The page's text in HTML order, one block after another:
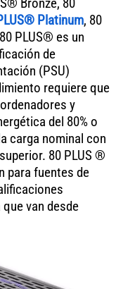
Bronze, 80
Platinum, 80
PLUS® es un
de
(PSU)
requiere que
y
del 80% o
carga nominal con
80 PLUS ®
para fuentes de
van desde